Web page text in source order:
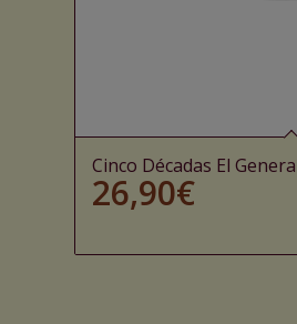
Cinco Décadas El
26,90€